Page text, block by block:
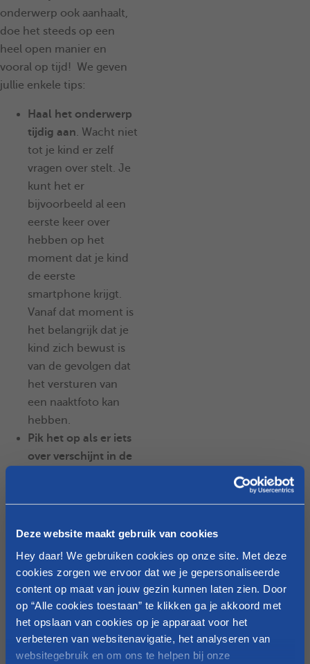
Deze website maakt gebruik van cookies
Hey daar! We gebruiken cookies op onze site. Met deze
cookies zorgen we ervoor dat we je gepersonaliseerde
content op maat van jouw gezin kunnen laten zien. Door
op “Alle cookies toestaan” te klikken ga je akkoord met
het opslaan van cookies op je apparaat voor het
verbeteren van websitenavigatie, het analyseren van
websitegebruik en om ons te helpen bij onze
onderwerp ook aanhaalt,
doe het steeds op een
heel open manier en
vooral op tijd! We geven
jullie enkele tips:
Haal het onderwerp
tijdig aan. Wacht niet
tot je kind er zelf
vragen over stelt. Je
kunt het er
bijvoorbeeld al een
eerste keer over
hebben op het
moment dat je kind
de eerste
smartphone krijgt.
Vanaf dat moment is
het belangrijk dat je
kind zich bewust is
van de gevolgen dat
het versturen van
een naaktfoto kan
hebben.
Pik het op als er iets
over verschijnt in de
je hebt gelijk een
fout kan gaan.
Kinderen spreken
zelden van ‘sexting’
maar wel van ‘een
naaktfoto versturen’.
Gebruik termen die